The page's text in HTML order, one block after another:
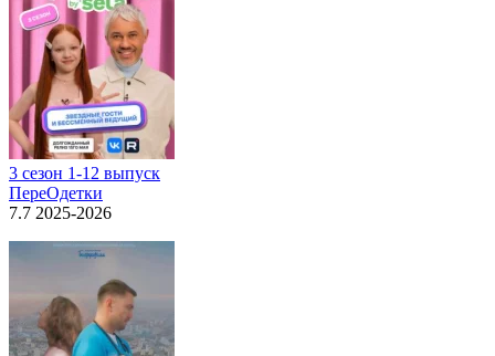
3 сезон 1-12 выпуск
ПереОдетки
7.7 2025-2026